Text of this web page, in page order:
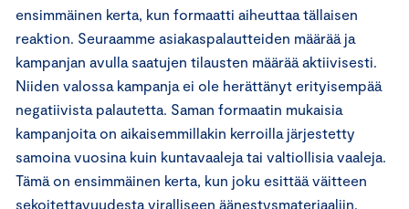
ensimmäinen kerta, kun formaatti aiheuttaa tällaisen
reaktion. Seuraamme asiakaspalautteiden määrää ja
kampanjan avulla saatujen tilausten määrää aktiivisesti.
Niiden valossa kampanja ei ole herättänyt erityisempää
negatiivista palautetta. Saman formaatin mukaisia
kampanjoita on aikaisemmillakin kerroilla järjestetty
samoina vuosina kuin kuntavaaleja tai valtiollisia vaaleja.
Tämä on ensimmäinen kerta, kun joku esittää väitteen
sekoitettavuudesta viralliseen äänestysmateriaaliin.